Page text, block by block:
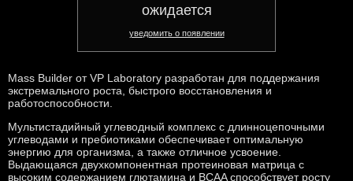
ожидается
уведомить о появлении
Mass Builder от VP Laboratory разработан для поддержания
экстремального роста, быстрого восстановления и
работоспособности.
Мультистадийный углеводный комплекс с длинноцепочными
углеводами и пребиотиками обеспечивает оптимальную
энергию для организма, а также отличное усвоение.
Выдающаяся двухкомпонентная протеиновая матрица с
высоким содержанием глютамина и BCAA способствует росту